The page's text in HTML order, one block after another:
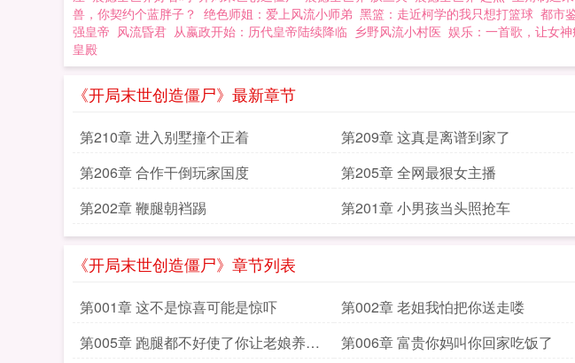
兽，你契约个蓝胖子？ 绝色师姐：爱上风流小师弟 黑篮：走近柯学的我只想打篮球 都市
强皇帝 风流昏君 从嬴政开始：历代皇帝陆续降临 乡野风流小村医 娱乐：一首歌，让女神
皇殿
《开局末世创造僵尸》最新章节
第210章 进入别墅撞个正着 第209章 这真是离谱到家了
第206章 合作干倒玩家国度
第205章 全网最狠女主播
第202章 鞭腿朝裆踢
第201章 小男孩当头照抢车
《开局末世创造僵尸》章节列表
第001章 这不是惊喜可能是惊吓 第002章 老姐我怕把你送走喽
第005章 跑腿都不好使了你让老娘养哪
第006章 富贵你妈叫你回家吃饭了